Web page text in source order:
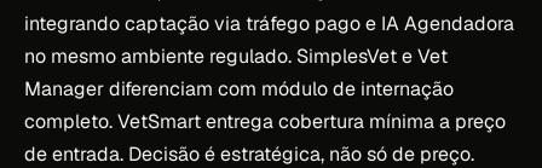
integrando captação via tráfego pago e IA Agendadora
no mesmo ambiente regulado. SimplesVet e Vet
Manager diferenciam com módulo de internação
completo. VetSmart entrega cobertura mínima a preço
de entrada. Decisão é estratégica, não só de preço.